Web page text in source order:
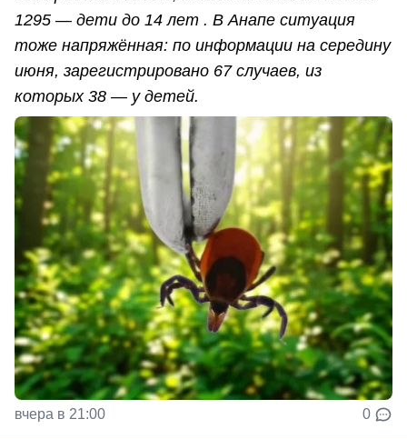
1295 — дети до 14 лет . В Анапе ситуация
тоже напряжённая: по информации на середину
июня, зарегистрировано 67 случаев, из
которых 38 — у детей.
вчера в 21:00 0